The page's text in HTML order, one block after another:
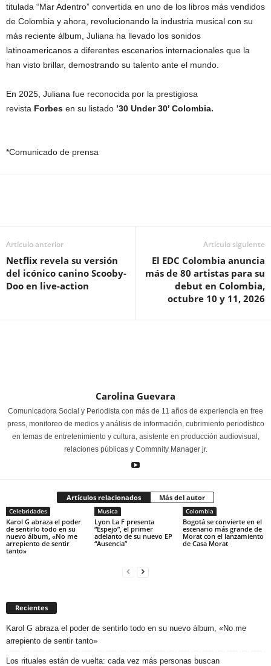
titulada “Mar Adentro” convertida en uno de los libros más vendidos
de Colombia y ahora, revolucionando la industria musical con su
más reciente álbum, Juliana ha llevado los sonidos
latinoamericanos a diferentes escenarios internacionales que la
han visto brillar, demostrando su talento ante el mundo.
En 2025, Juliana fue reconocida por la prestigiosa
revista Forbes en su listado ’30 Under 30′ Colombia.
*Comunicado de prensa
Artículo anterior
Netflix revela su versión
del icónico canino Scooby-
Doo en live-action
Artículo siguiente
El EDC Colombia anuncia
más de 80 artistas para su
debut en Colombia,
octubre 10 y 11, 2026
Carolina Guevara
Comunicadora Social y Periodista con más de 11 años de experiencia en free
press, monitoreo de medios y análisis de información, cubrimiento periodístico
en temas de entretenimiento y cultura, asistente en producción audiovisual,
relaciones públicas y Commnity Manager jr.
Artículos relacionados Más del autor
Celebridades
Karol G abraza el poder
de sentirlo todo en su
nuevo álbum, «No me
arrepiento de sentir
tanto»
Musica
Lyon La F presenta
“Espejo”, el primer
adelanto de su nuevo EP
“Ausencia”
Colombia
Bogotá se convierte en el
escenario más grande de
Morat con el lanzamiento
de Casa Morat
Recientes
Karol G abraza el poder de sentirlo todo en su nuevo álbum, «No me
arrepiento de sentir tanto»
Los rituales están de vuelta: cada vez más personas buscan